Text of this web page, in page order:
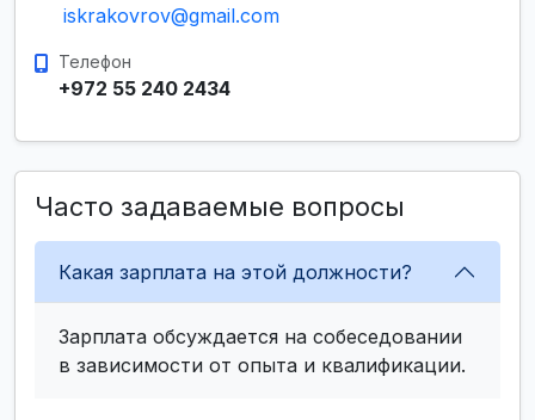
iskrakovrov@gmail.com
Телефон
+972 55 240 2434
Часто задаваемые вопросы
Какая зарплата на этой должности?
Зарплата обсуждается на собеседовании
в зависимости от опыта и квалификации.